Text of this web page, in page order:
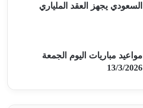
السعودي يجهز العقد الملياري
مواعيد مباريات اليوم الجمعة
13/3/2026